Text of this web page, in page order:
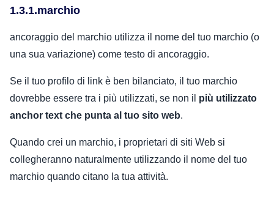
1.3.1.marchio
ancoraggio del marchio utilizza il nome del tuo marchio (o
una sua variazione) come testo di ancoraggio.
Se il tuo profilo di link è ben bilanciato, il tuo marchio
dovrebbe essere tra i più utilizzati, se non il più utilizzato
anchor text che punta al tuo sito web.
Quando crei un marchio, i proprietari di siti Web si
collegheranno naturalmente utilizzando il nome del tuo
marchio quando citano la tua attività.